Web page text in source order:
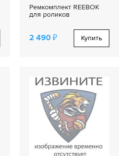
Ремкомплект REEBOK
для роликов
2 490 ₽ Купить